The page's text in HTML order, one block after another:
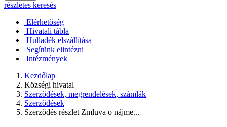
részletes keresés
Elérhetőség
Hivatali tábla
Hulladék elszállítása
Segítünk elintézni
Intézmények
Kezdőlap
Községi hivatal
Szerződések, megrendelések, számlák
Szerződések
Szerződés részlet Zmluva o nájme...